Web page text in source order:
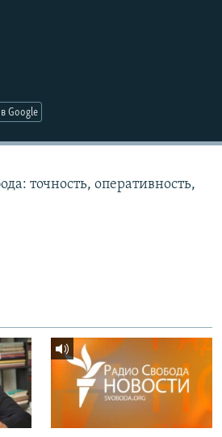
Google
точность, оперативность,